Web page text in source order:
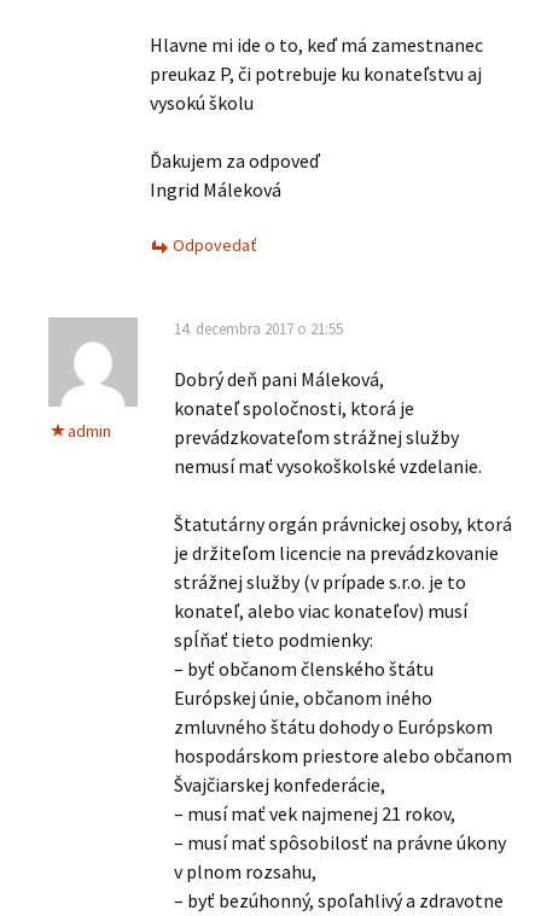
Hlavne mi ide o to, keď má zamestnanec
preukaz P, či potrebuje ku konateľstvu aj
vysokú školu
Ďakujem za odpoveď
Ingrid Máleková
Odpovedať
admin
14. decembra 2017 o 21:55
Dobrý deň pani Máleková,
konateľ spoločnosti, ktorá je
prevádzkovateľom strážnej služby
nemusí mať vysokoškolské vzdelanie.
Štatutárny orgán právnickej osoby, ktorá
je držiteľom licencie na prevádzkovanie
strážnej služby (v prípade s.r.o. je to
konateľ, alebo viac konateľov) musí
spĺňať tieto podmienky:
– byť občanom členského štátu
Európskej únie, občanom iného
zmluvného štátu dohody o Európskom
hospodárskom priestore alebo občanom
Švajčiarskej konfederácie,
– musí mať vek najmenej 21 rokov,
– musí mať spôsobilosť na právne úkony
v plnom rozsahu,
– byť bezúhonný, spoľahlivý a zdravotne